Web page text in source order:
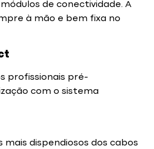
de conectividade. A
à mão e bem fixa no
profissionais pré-
com o sistema
dispendiosos dos cabos